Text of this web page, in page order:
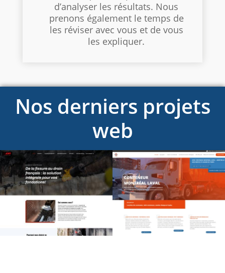
d’analyser les résultats. Nous
prenons également le temps de
les réviser avec vous et de vous
les expliquer.
Nos derniers projets
web